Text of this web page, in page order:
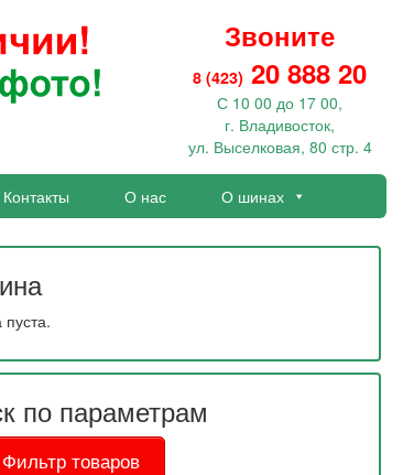
Звоните
8 (423) 20 888 20
С 10 00 до 17 00,
г. Владивосток,
ул. Выселковая, 80 стр. 4
Контакты О нас О шинах
пуста.
по параметрам
Фильтр товаров